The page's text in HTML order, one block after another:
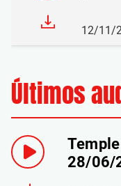
12/11/
Últimos
28/06/